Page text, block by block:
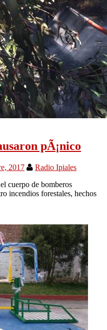
pÃ¡nico
2017
Radio Ipiales
cuerpo de bomberos
incendios forestales, hechos